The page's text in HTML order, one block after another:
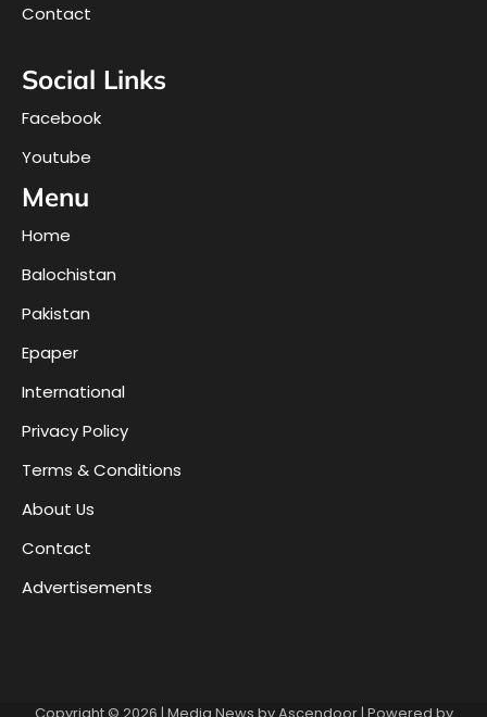
Contact
Social Links
Facebook
Youtube
Menu
Home
Balochistan
Pakistan
Epaper
International
Privacy Policy
Terms & Conditions
About Us
Contact
Advertisements
Copyright © 2026 | Media News byAscendoor| Powered by